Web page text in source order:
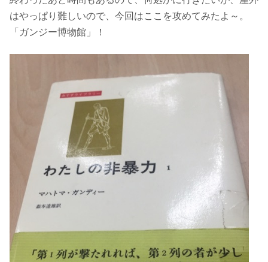
はやっぱり難しいので、今回はここを攻めてみたよ～。
「ガンジー博物館」！